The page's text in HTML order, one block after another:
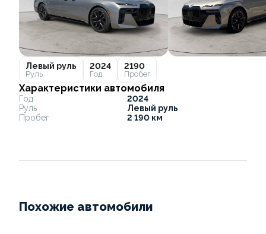
Левый руль
Руль
2024
Год
2190
Пробег
Характеристики автомобиля
Год
2024
Руль
Левый руль
Пробег
2 190 км
Похожие автомобили